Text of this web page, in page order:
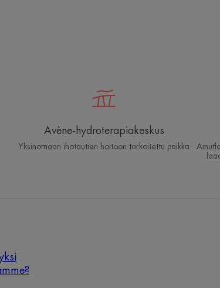
Avène-hydroterapiakeskus
Yksinomaan ihotautien hoitoon tarkoitettu paikka